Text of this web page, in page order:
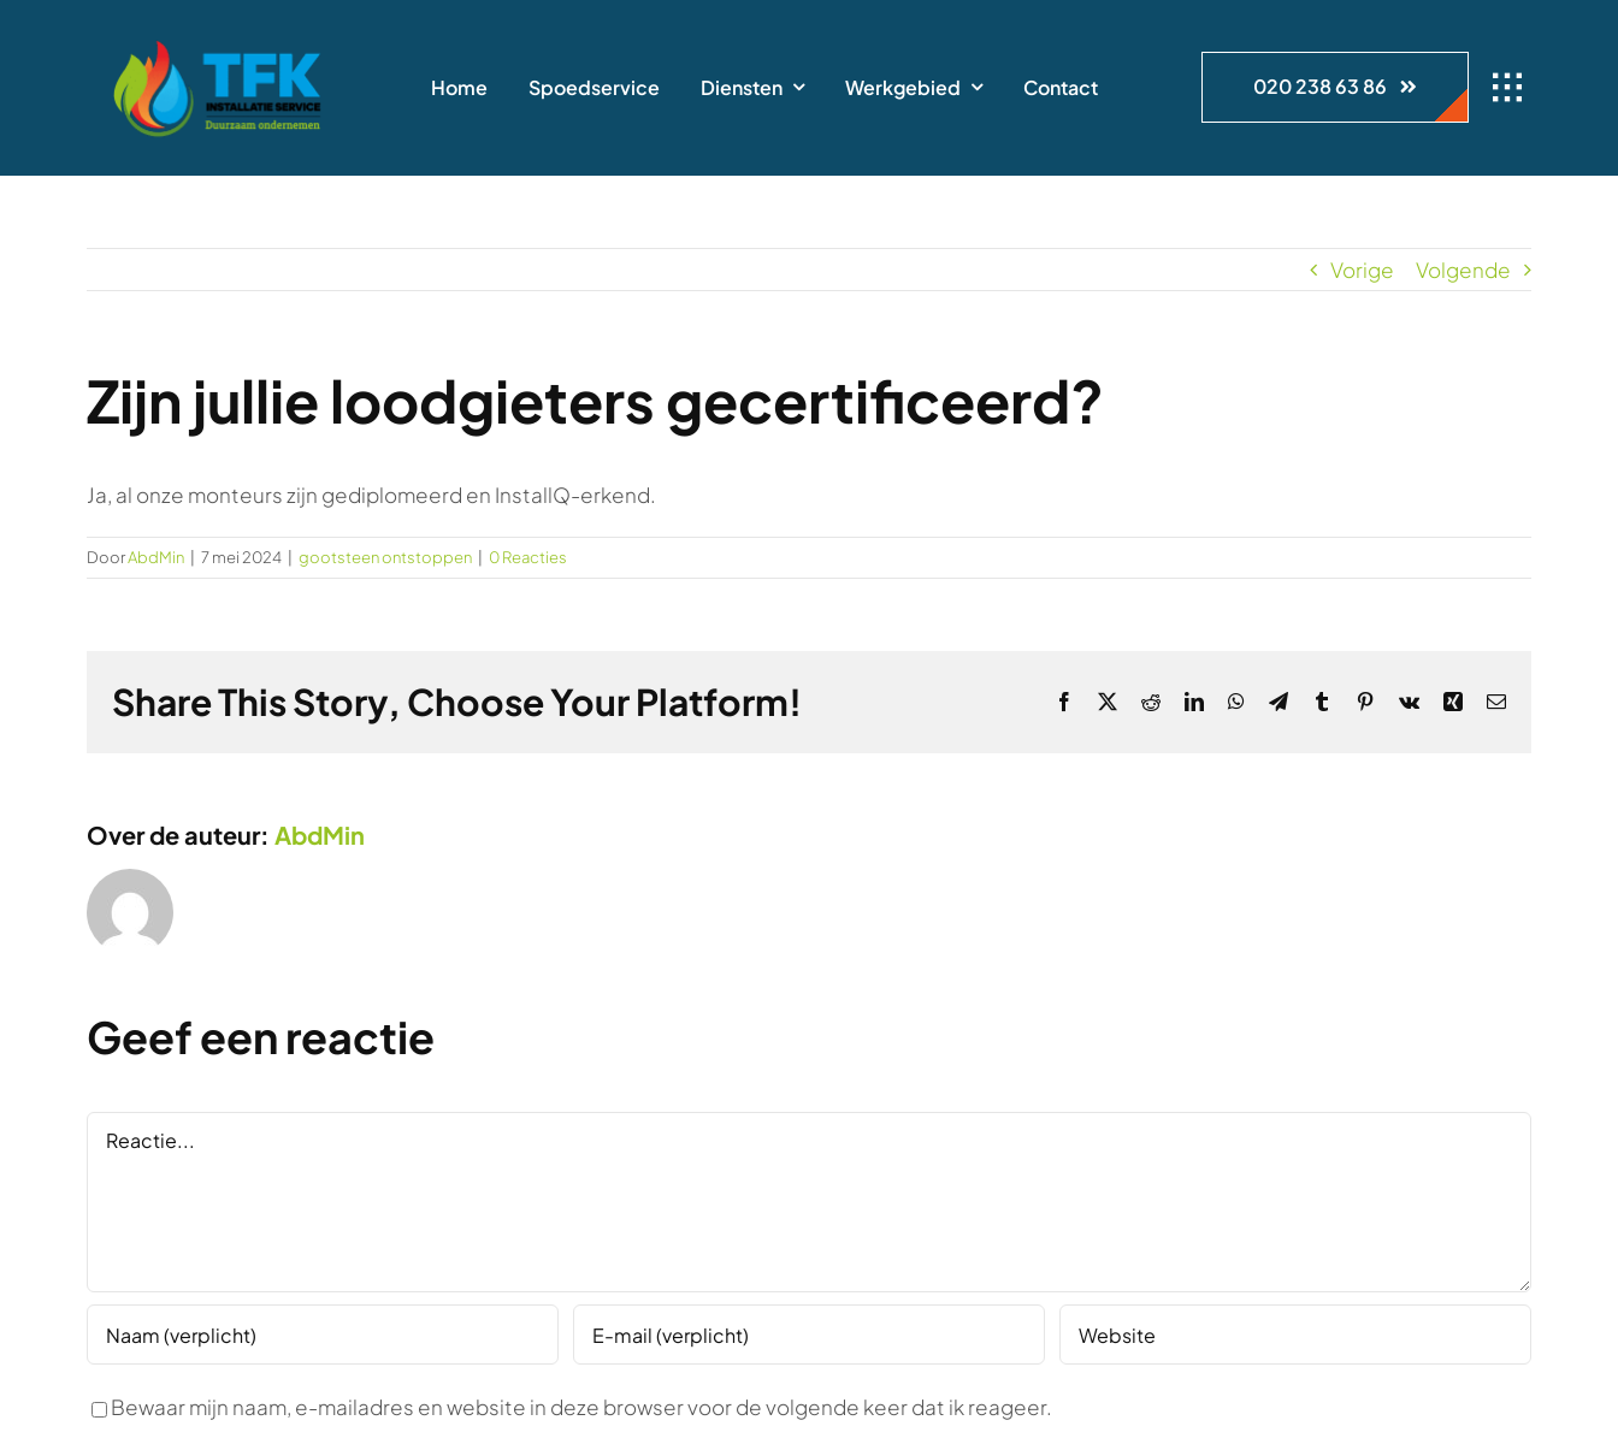
Home Spoedservice Diensten Werkgebied Contact 020 238 63 86
Vorige Volgende
Zijn jullie loodgieters gecertificeerd?
Ja, al onze monteurs zijn gediplomeerd en InstallQ-erkend.
DoorAbdMin 7 mei 2024 gootsteen ontstoppen 0 Reacties
Share This Story, Choose Your Platform! Facebook
X RedditLinkedInWhatsApp
TelegramTumblrPinterest
Vk Xing E-
Over de auteur: AbdMin
Geef een reactie
Reactie
Bewaar mijn naam, e-mailadres en website in deze browser voor de volgende keer dat ik reageer.